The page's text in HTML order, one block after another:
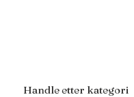
Handle etter kategori